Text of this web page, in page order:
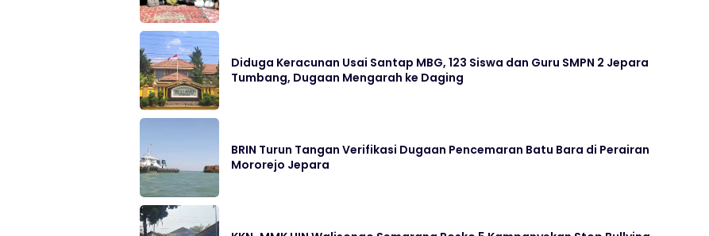
Diduga Keracunan Usai Santap MBG, 123 Siswa dan Guru SMPN 2 Jepara
Tumbang, Dugaan Mengarah ke Daging
BRIN Turun Tangan Verifikasi Dugaan Pencemaran Batu Bara di Perairan
Mororejo Jepara